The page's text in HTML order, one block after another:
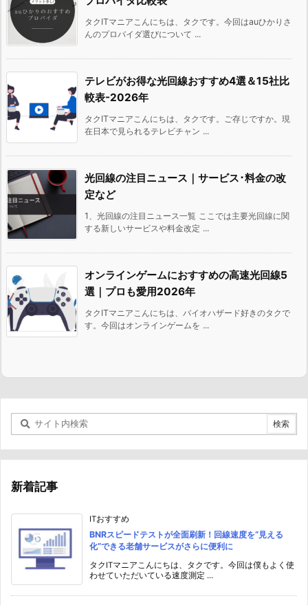
タクITマニアこんにちは、タクです。今回はauひかりさ
んのプロバイダ選びについて ...
テレビがお得な光回線おすすめ4選＆15社比
較表-2026年
タクITマニアこんにちは、タクです。ご存じですか。現
在日本で見られるテレビチャン ...
光回線の注目ニュース｜サービス･料金の改
定など
1、光回線の注目ニュース一覧 ここでは主要光回線に関
する新しいサービスや料金改定 ...
オンラインゲームにおすすめの高速光回線5
選｜プロも愛用2026年
タクITマニアこんにちは、バイオハザード好きのタクで
す。今回はオンラインゲームを ...
新着記事
ITおすすめ
BNRスピードテストが全面刷新！回線速度を“見える
化”できる老舗サービスがさらに便利に
タクITマニアこんにちは、タクです。今回は僕もよく使
わせていただいている速度測定 ...